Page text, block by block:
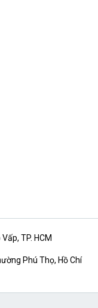
TP. HCM
Phú Thọ, Hồ Chí